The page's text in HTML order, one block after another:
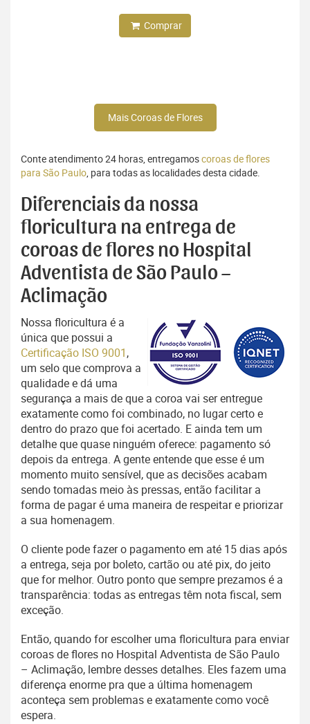
Comprar
Mais Coroas de Flores
Conte atendimento 24 horas, entregamoscoroas de flores
para São Paulo, para todas as localidades desta cidade.
Diferenciais da nossa
floricultura na entrega de
coroas de flores no Hospital
Adventista de São Paulo –
Aclimação
Nossa floricultura é a
única que possui a
Certificação ISO 9001,
um selo que comprova a
qualidade e dá uma
segurança a mais de que a coroa vai ser entregue
exatamente como foi combinado, no lugar certo e
dentro do prazo que foi acertado. E ainda tem um
detalhe que quase ninguém oferece: pagamento só
depois da entrega. A gente entende que esse é um
momento muito sensível, que as decisões acabam
sendo tomadas meio às pressas, então facilitar a
forma de pagar é uma maneira de respeitar e priorizar
a sua homenagem.
O cliente pode fazer o pagamento em até 15 dias após
a entrega, seja por boleto, cartão ou até pix, do jeito
que for melhor. Outro ponto que sempre prezamos é a
transparência: todas as entregas têm nota fiscal, sem
exceção.
Então, quando for escolher uma floricultura para enviar
coroas de flores no Hospital Adventista de São Paulo
– Aclimação, lembre desses detalhes. Eles fazem uma
diferença enorme pra que a última homenagem
aconteça sem problemas e exatamente como você
espera.